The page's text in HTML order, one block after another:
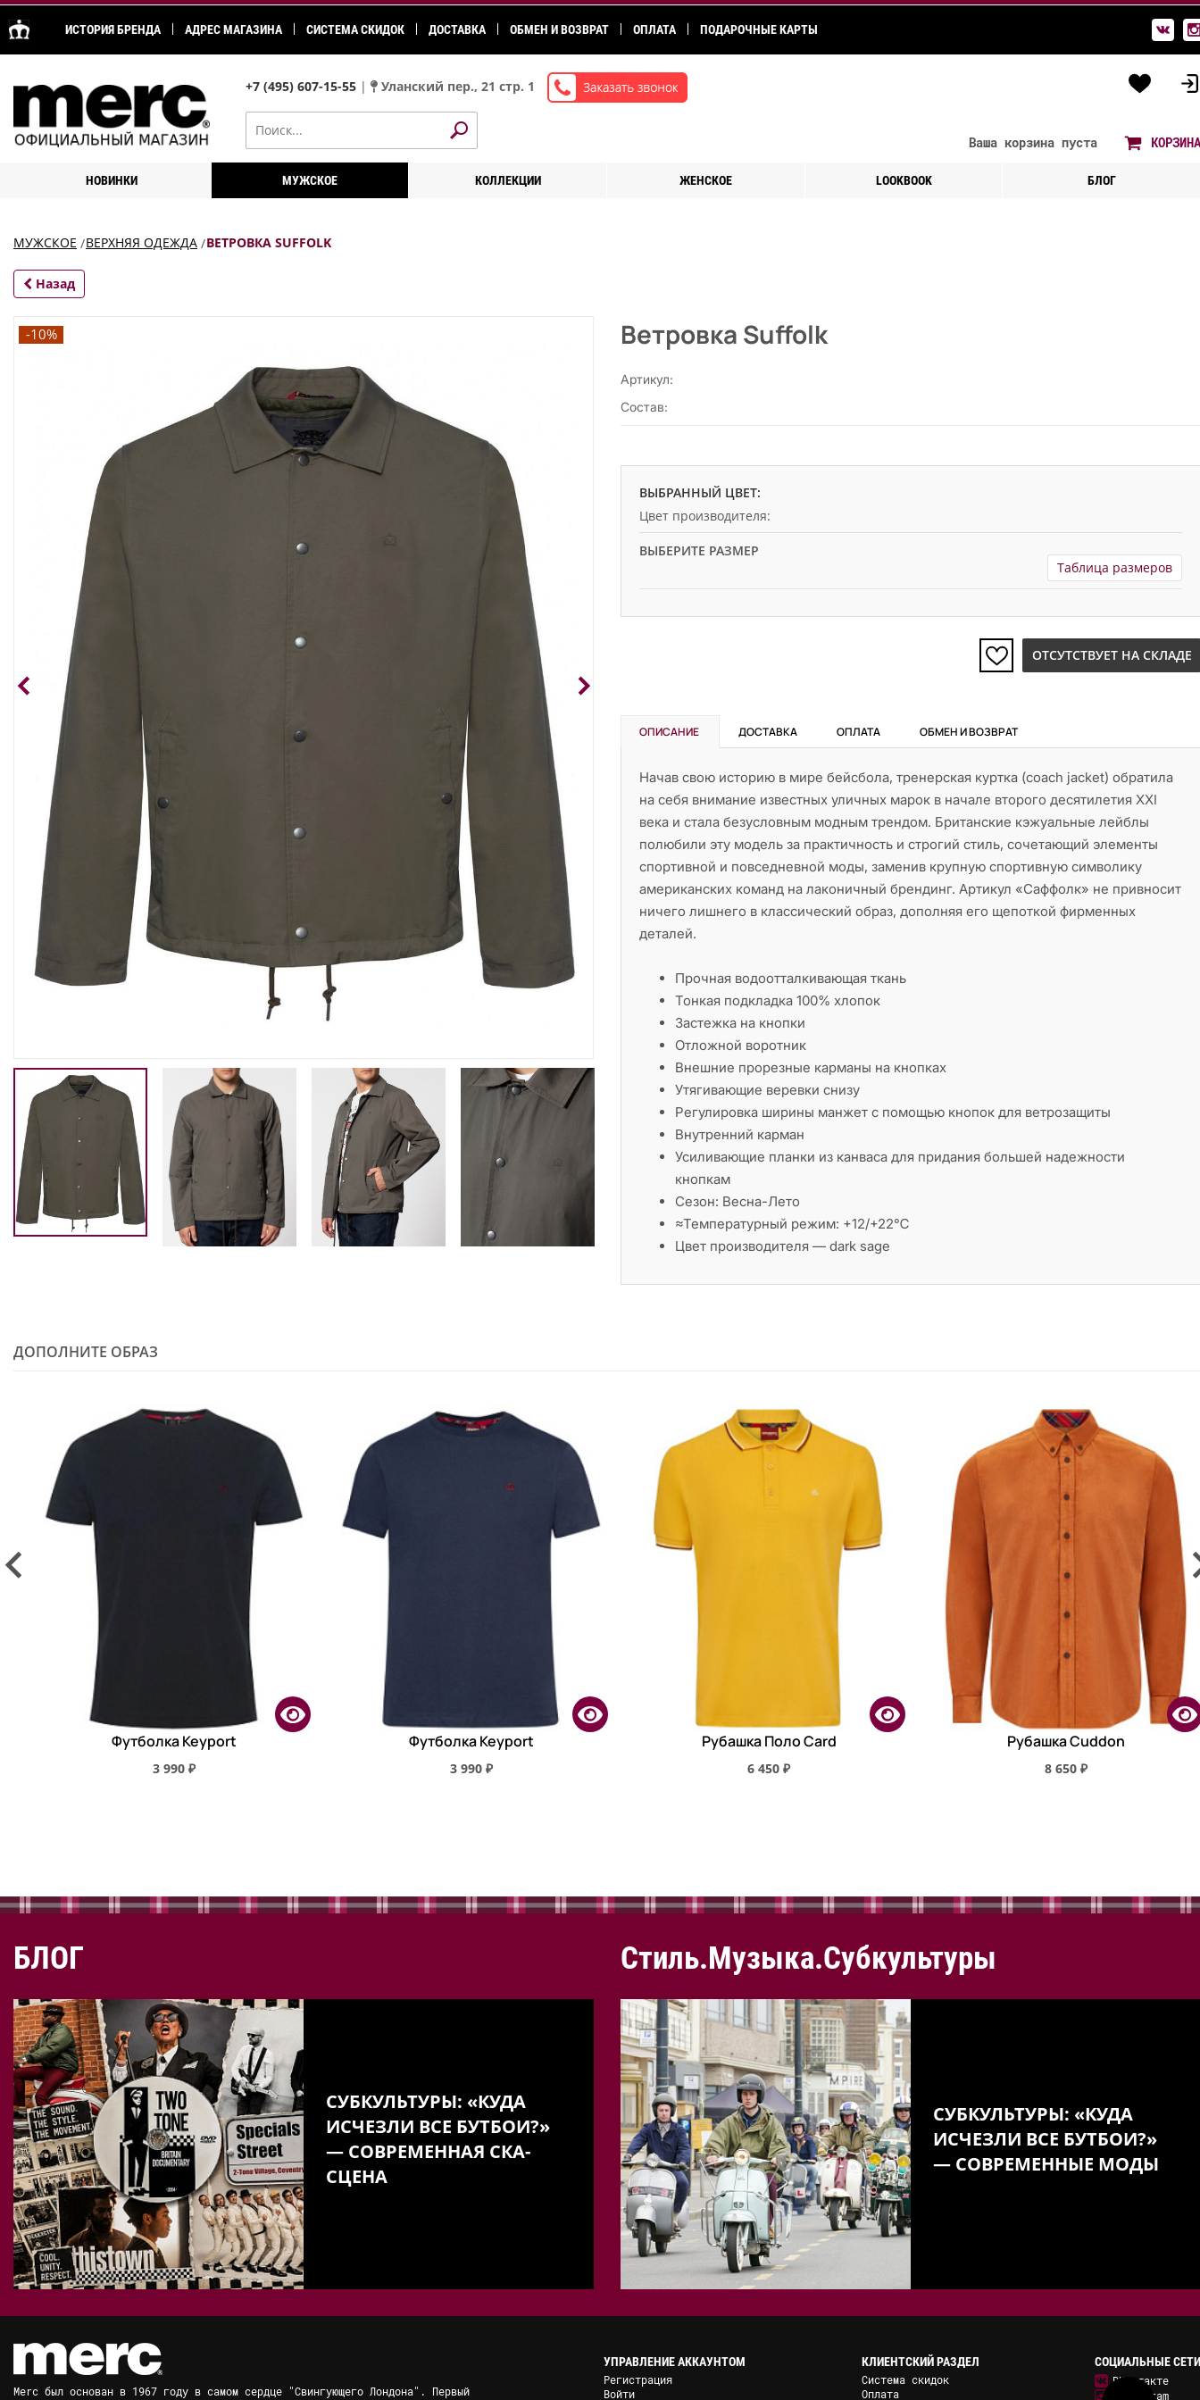
ИСТОРИЯ БРЕНДА АДРЕС МАГАЗИНА СИСТЕМА СКИДОК ДОСТАВКА ОБМЕН И ВОЗВРАТ ОПЛАТА ПОДАРОЧНЫЕ КАРТЫ
+7 (495) 607-15-55 | Уланский пер., 21 стр. 1
Ваша корзина пуста КОРЗИНА
НОВИНКИ МУЖСКОЕ КОЛЛЕКЦИИ ЖЕНСКОЕ LOOKBOOK БЛОГ
МУЖСКОЕ ВЕРХНЯЯ ОДЕЖДА ВЕТРОВКА SUFFOLK
Назад
-10% Ветровка Suffolk
Артикул:
Состав:
ВЫБРАННЫЙ ЦВЕТ:
Цвет производителя:
ВЫБЕРИТЕ РАЗМЕР
Таблица размеров
ОТСУТСТВУЕТ НА СКЛАДЕ
ОПИСАНИЕ ДОСТАВКА ОПЛАТА ОБМЕН И ВОЗВРАТ
Начав свою историю в мире бейсбола, тренерская куртка (coach jacket) обратила
на себя внимание известных уличных марок в начале второго десятилетия XXI
века и стала безусловным модным трендом. Британские кэжуальные лейблы
полюбили эту модель за практичность и строгий стиль, сочетающий элементы
спортивной и повседневной моды, заменив крупную спортивную символику
американских команд на лаконичный брендинг. Артикул «Саффолк» не привносит
ничего лишнего в классический образ, дополняя его щепоткой фирменных
деталей.
Прочная водоотталкивающая ткань
Тонкая подкладка 100% хлопок
Застежка на кнопки
Отложной воротник
Внешние прорезные карманы на кнопках
Утягивающие веревки снизу
Регулировка ширины манжет с помощью кнопок для ветрозащиты
Внутренний карман
Усиливающие планки из канваса для придания большей надежности
кнопкам
Сезон: Весна-Лето
≈Температурный режим: +12/+22℃
Цвет производителя — dark sage
ДОПОЛНИТЕ ОБРАЗ
Футболка Keyport
3 990 ₽
Футболка Keyport
3 990 ₽
Рубашка Поло Card
6 450 ₽
Рубашка Cuddon
8 650 ₽
БЛОГ
СУБКУЛЬТУРЫ: «КУДА
ИСЧЕЗЛИ ВСЕ БУТБОИ?»
— СОВРЕМЕННАЯ СКА-
СЦЕНА
Стиль.Музыка.Субкультуры
СУБКУЛЬТУРЫ: «КУДА
ИСЧЕЗЛИ ВСЕ БУТБОИ?»
— СОВРЕМЕННЫЕ МОДЫ
Merc был основан в 1967 году в самом сердце "Свингующего Лондона". Первый
УПРАВЛЕНИЕ АККАУНТОМ
Регистрация
Войти
КЛИЕНТСКИЙ РАЗДЕЛ
Система скидок
Оплата
СОЦИАЛЬНЫЕ СЕТИ
ВКонтакте
Instagram